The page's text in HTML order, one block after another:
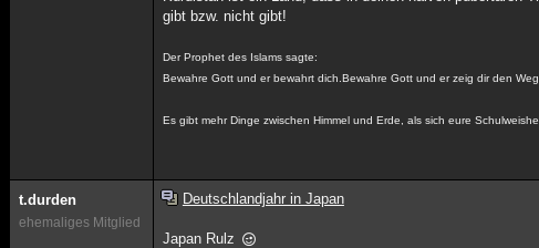
gibt bzw. nicht gibt!
Der Prophet des Islams sagte:
Bewahre Gott und er bewahrt dich.Bewahre Gott und er zeig dir den
Es gibt mehr Dinge zwischen Himmel und Erde, als sich eure
t.durden
ehemaliges Mitglied
Deutschlandjahr in Japan
Japan Rulz